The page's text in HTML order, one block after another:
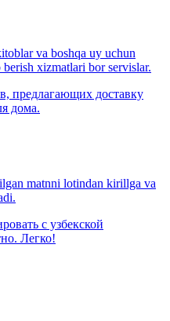
va boshqa uy uchun
xizmatlari bor servislar.
предлагающих доставку
дома.
matnni lotindan kirillga va
с узбекской
Легко!